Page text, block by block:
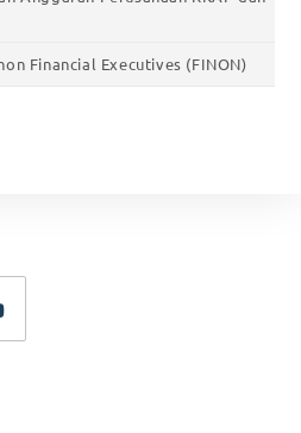
Financial Executives (FINON)